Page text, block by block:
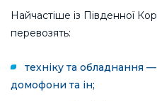
Найчастіше із Південної
перевозять:
техніку та обладнання
домофони та ін;